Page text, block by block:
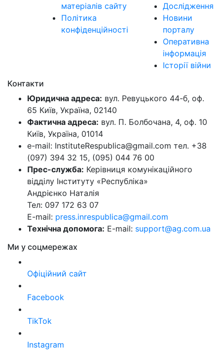
матеріалів сайту
Політика
конфіденційності
Дослідження
Новини
порталу
Оперативна
інформація
Історії війни
Контакти
Юридична адреса: вул. Ревуцького 44-б, оф.
65 Київ, Україна, 02140
Фактична адреса: вул. П. Болбочана, 4, оф. 10
Київ, Україна, 01014
e-mail: InstituteRespublica@gmail.com тел. +38
(097) 394 32 15, (095) 044 76 00
Прес-служба: Керівниця комунікаційного
відділу Інституту «Республіка»
Андрієнко Наталія
Тел: 097 172 63 07
E-mail: press.inrespublica@gmail.com
Технічна допомога: E-mail: support@ag.com.ua
Ми у соцмережах
Офіційний сайт
Facebook
TikTok
Instagram